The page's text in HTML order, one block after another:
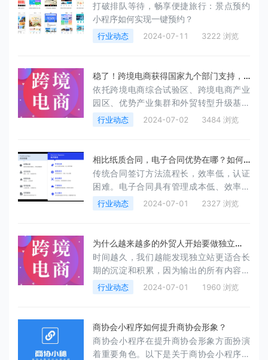
小程序如何实现一键预约
打破排队等待，畅享便捷旅行：景点预约
小程序如何实现一键预约？
行业动态 2024-07-11 3222 浏览
稳了！跨境电商获得国家九个部门支持，
是未来中国最有“钱”途的行业！
依托跨境电商综合试验区、跨境电商产业
园区、优势产业集群和外贸转型升级基地
等，培育“跨境电商赋能产业带”模式发展标
杆。鼓励有条件的地方聚焦本地产业，建
开展合作，设立产业带“线上专区”。
行业动态 2024-07-02 3484 浏览
相比纸质合同，电子合同优势在哪？如何
选择电子合同签约平台？
传统合同签订方法流程长，效率低，认证
困难。电子合同具有管理成本低、效率更
高、安全性更好等优点。
行业动态 2024-07-01 2327 浏览
为什么越来越多的外贸人开始要做独立
站？
时间越久，我们越能发现独立站更适合长
期的沉淀和积累，因为输出的所有内容，
留下的所有链接都是长期持有的。反观，
做亚马逊，或者阿里国际站等跨境平台，
己的。平台方更多的是作为一个流量的中
间商，再把流量转给我们而已。
行业动态 2024-07-01 1960 浏览
商协会小程序如何提升商协会形象？
商协会小程序在提升商协会形象方面扮演
着重要角色。以下是关于商协会小程序如